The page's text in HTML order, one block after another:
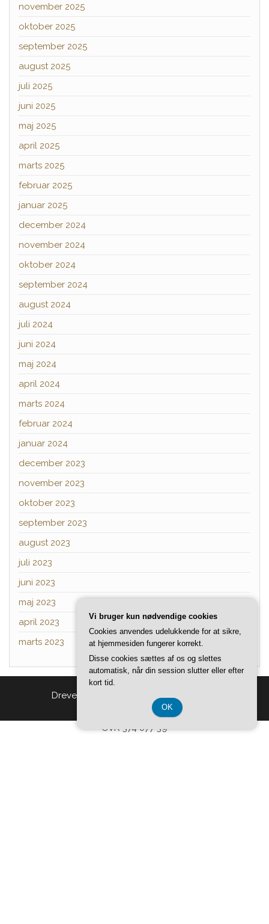
november 2025
oktober 2025
september 2025
august 2025
juli 2025
juni 2025
maj 2025
april 2025
marts 2025
februar 2025
januar 2025
december 2024
november 2024
oktober 2024
september 2024
august 2024
juli 2024
juni 2024
maj 2024
april 2024
marts 2024
februar 2024
januar 2024
december 2023
november 2023
oktober 2023
september 2023
august 2023
juli 2023
juni 2023
maj 2023
april 2023
marts 2023
Drevet af Tema:Head Blog
CVR 374 077 39
Vi bruger kun nødvendige cookies
Cookies anvendes udelukkende for at sikre,
at hjemmesiden fungerer korrekt.
Disse cookies sættes af os og slettes
automatisk, når din session slutter eller efter
kort tid.
OK